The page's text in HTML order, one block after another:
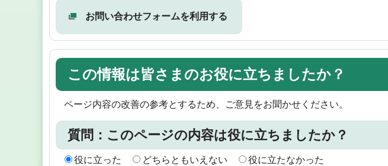
お問い合わせフォームを利用する
この情報は皆さまのお役に立ちましたか？
ページ内容の改善の参考とするため、ご意見をお聞かせください。
質問：このページの内容は役に立ちましたか？
役に立った どちらともいえない 役に立たなかった